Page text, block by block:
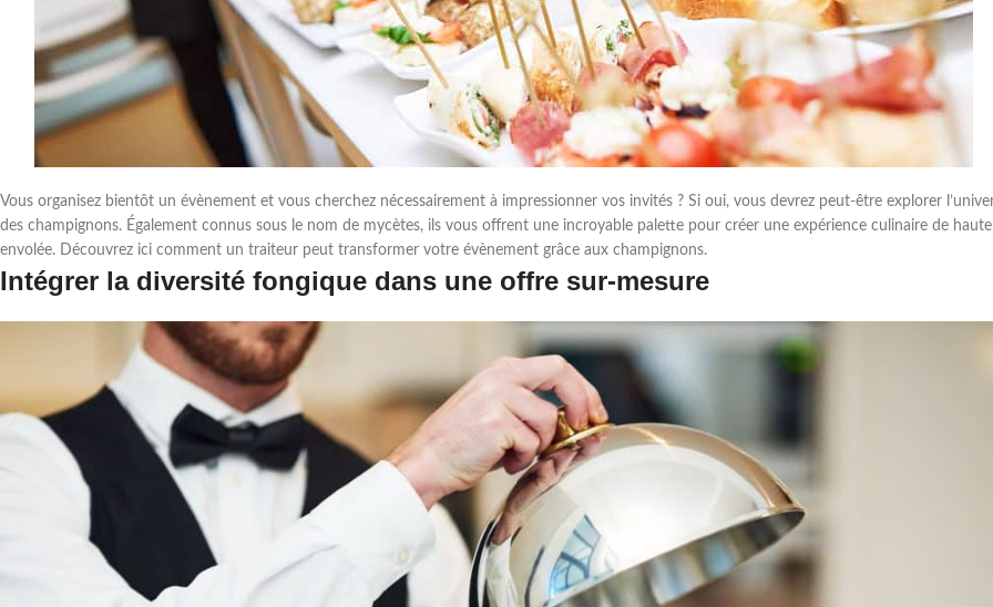
Vous organisez bientôt un évènement et vous cherchez nécessairement à impressionner vos invités ? Si oui, vous devrez peut-être explorer
des champignons. Également connus sous le nom de mycètes, ils vous offrent une incroyable palette pour créer une expérience culinaire de haute
envolée. Découvrez ici comment un traiteur peut transformer votre évènement grâce aux champignons.
Intégrer la diversité fongique dans une offre sur-mesure